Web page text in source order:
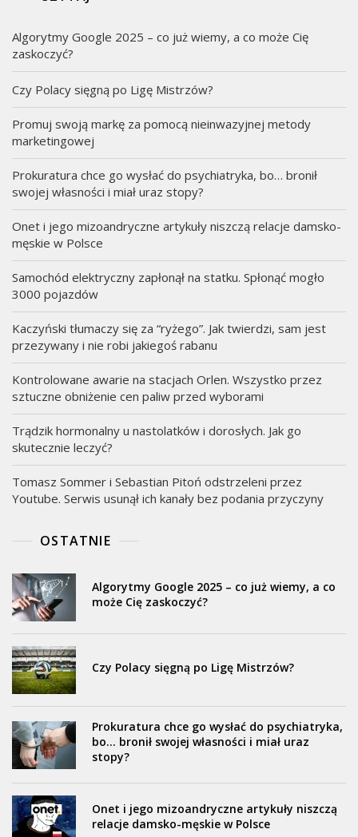
Algorytmy Google 2025 – co już wiemy, a co może Cię
zaskoczyć?
Czy Polacy sięgną po Ligę Mistrzów?
Promuj swoją markę za pomocą nieinwazyjnej metody
marketingowej
Prokuratura chce go wysłać do psychiatryka, bo… bronił
swojej własności i miał uraz stopy?
Onet i jego mizoandryczne artykuły niszczą relacje damsko-
męskie w Polsce
Samochód elektryczny zapłonął na statku. Spłonąć mogło
3000 pojazdów
Kaczyński tłumaczy się za “ryżego”. Jak twierdzi, sam jest
przezywany i nie robi jakiegoś rabanu
Kontrolowane awarie na stacjach Orlen. Wszystko przez
sztuczne obniżenie cen paliw przed wyborami
Trądzik hormonalny u nastolatków i dorosłych. Jak go
skutecznie leczyć?
Tomasz Sommer i Sebastian Pitoń odstrzeleni przez
Youtube. Serwis usunął ich kanały bez podania przyczyny
OSTATNIE
Algorytmy Google 2025 – co już wiemy, a co
może Cię zaskoczyć?
Czy Polacy sięgną po Ligę Mistrzów?
Prokuratura chce go wysłać do psychiatryka,
bo… bronił swojej własności i miał uraz
stopy?
Onet i jego mizoandryczne artykuły niszczą
relacje damsko-męskie w Polsce